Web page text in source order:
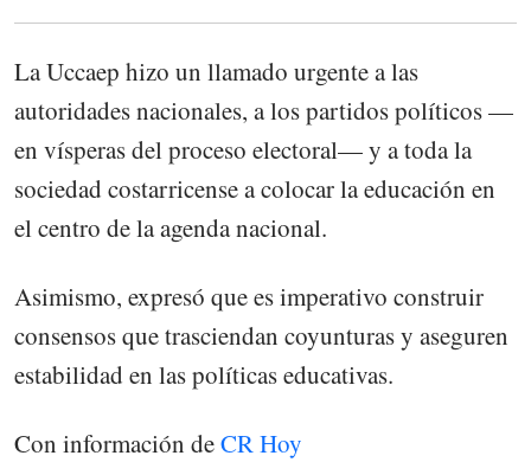
La Uccaep hizo un llamado urgente a las
autoridades nacionales, a los partidos políticos —
en vísperas del proceso electoral— y a toda la
sociedad costarricense a colocar la educación en
el centro de la agenda nacional.
Asimismo, expresó que es imperativo construir
consensos que trasciendan coyunturas y aseguren
estabilidad en las políticas educativas.
Con información deCR Hoy